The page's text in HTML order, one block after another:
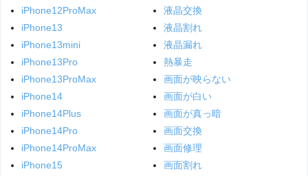
iPhone12ProMax
iPhone13
iPhone13mini
iPhone13Pro
iPhone13ProMax
iPhone14
iPhone14Plus
iPhone14Pro
iPhone14ProMax
iPhone15
液晶交換
液晶割れ
液晶漏れ
熱暴走
画面が映らない
画面が白い
画面が真っ暗
画面交換
画面修理
画面割れ